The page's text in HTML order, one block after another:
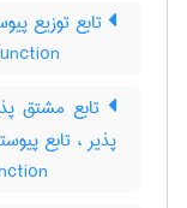
تابع توزیع
تابع مشتق
پذیر ، تابع